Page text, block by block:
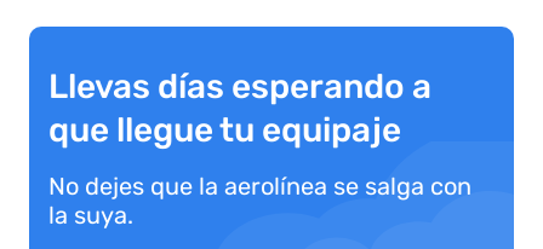
Llevas días esperando a
que llegue tu equipaje
No dejes que la aerolínea se salga con
la suya.